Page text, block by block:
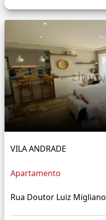
VILA ANDRADE
Apartamento
Rua Doutor Luiz Migliano